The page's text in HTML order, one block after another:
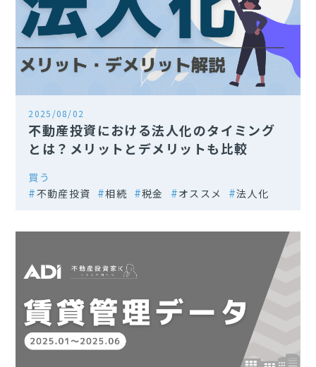
2025/08/02
不動産投資における法人化のタイミング
とは？メリットとデメリットも比較
買う
不動産投資
相続 税金 オススメ 法人化